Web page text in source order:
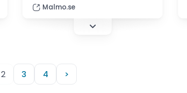
barn och barnbarn och ett
arbetsområde kring de vita
bussarna i Malmö.
Malmo.se
2 3 4 >